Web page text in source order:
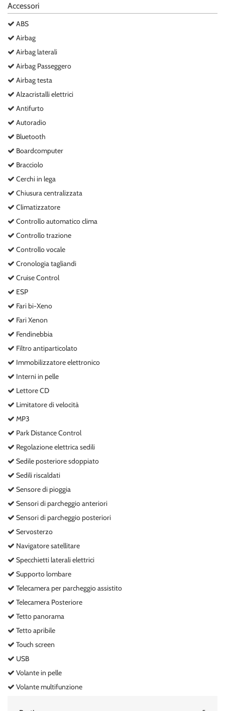
Accessori
ABS
Airbag
Airbag laterali
Airbag Passeggero
Airbag testa
Alzacristalli elettrici
Antifurto
Autoradio
Bluetooth
Boardcomputer
Bracciolo
Cerchi in lega
Chiusura centralizzata
Climatizzatore
Controllo automatico clima
Controllo trazione
Controllo vocale
Cronologia tagliandi
Cruise Control
ESP
Fari bi-Xeno
Fari Xenon
Fendinebbia
Filtro antiparticolato
Immobilizzatore elettronico
Interni in pelle
Lettore CD
Limitatore di velocità
MP3
Park Distance Control
Regolazione elettrica sedili
Sedile posteriore sdoppiato
Sedili riscaldati
Sensore di pioggia
Sensori di parcheggio anteriori
Sensori di parcheggio posteriori
Servosterzo
Navigatore satellitare
Specchietti laterali elettrici
Supporto lombare
Telecamera per parcheggio assistito
Telecamera Posteriore
Tetto panorama
Tetto apribile
Touch screen
USB
Volante in pelle
Volante multifunzione
cookie
Salva
le
impostazioni